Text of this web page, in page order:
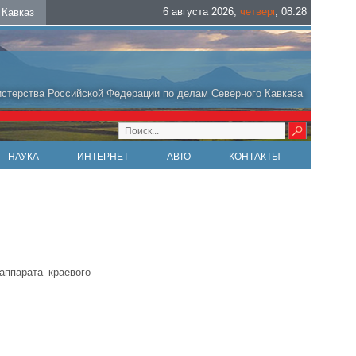
Кавказ 6 августа 2026, четверг, 08:28
Российской Федерации по делам Северного Кавказа
НАУКА ИНТЕРНЕТ АВТО КОНТАКТЫ
краевого